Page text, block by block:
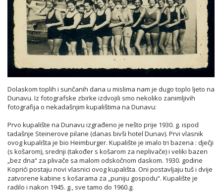
Dolaskom toplih i sunčanih dana u mislima nam je dugo toplo ljeto na
Dunavu. Iz fotografske zbirke izdvojili smo nekoliko zanimljivih
fotografija o nekadašnjim kupalištima na Dunavu:
Prvo kupalište na Dunavu izgrađeno je nešto prije 1930. g. ispod
tadašnje Steinerove pilane (danas bivši hotel Dunav). Prvi vlasnik
ovog kupališta je bio Heimburger. Kupalište je imalo tri bazena : dječji
(s košarom), srednji (također s košarom za neplivače) i veliki bazen
„bez dna“ za plivače sa malom odskočnom daskom. 1930. godine
Koprići postaju novi vlasnici ovog kupališta. Oni postavljaju tuš i dvije
zatvorene kabine s košarama za „puniju gospodu“. Kupalište je
radilo i nakon 1945. g., sve tamo do 1960.g.